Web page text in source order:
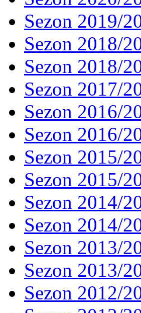
Sezon 2019/
Sezon 2018/
Sezon 2018/
Sezon 2017/
Sezon 2016/
Sezon 2016/
Sezon 2015/
Sezon 2015/
Sezon 2014/
Sezon 2014/
Sezon 2013/
Sezon 2013/
Sezon 2012/